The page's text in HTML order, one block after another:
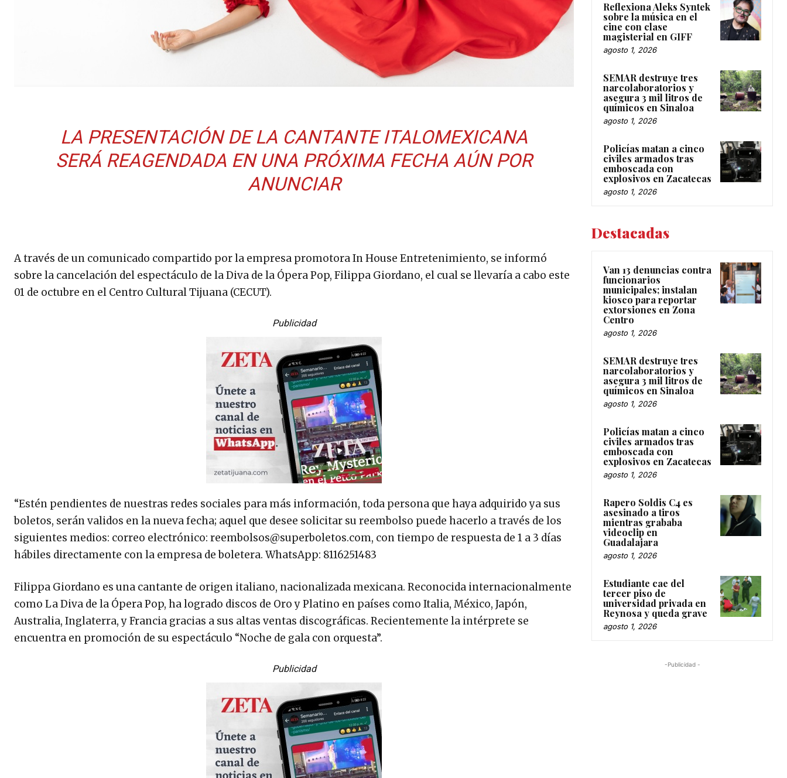
LA PRESENTACIÓN DE LA CANTANTE ITALOMEXICANA
SERÁ REAGENDADA EN UNA PRÓXIMA FECHA AÚN POR
ANUNCIAR
A través de un comunicado compartido por la empresa promotora In House Entretenimiento, se informó
sobre la cancelación del espectáculo de la Diva de la Ópera Pop, Filippa Giordano, el cual se llevaría a cabo este
01 de octubre en el Centro Cultural Tijuana (CECUT).
Publicidad
“Estén pendientes de nuestras redes sociales para más información, toda persona que haya adquirido ya sus
boletos, serán validos en la nueva fecha; aquel que desee solicitar su reembolso puede hacerlo a través de los
siguientes medios: correo electrónico: reembolsos@superboletos.com, con tiempo de respuesta de 1 a 3 días
hábiles directamente con la empresa de boletera. WhatsApp: 8116251483
Filippa Giordano es una cantante de origen italiano, nacionalizada mexicana. Reconocida internacionalmente
como La Diva de la Ópera Pop, ha logrado discos de Oro y Platino en países como Italia, México, Japón,
Australia, Inglaterra, y Francia gracias a sus altas ventas discográficas. Recientemente la intérprete se
encuentra en promoción de su espectáculo “Noche de gala con orquesta”.
Publicidad
Reflexiona Aleks Syntek
sobre la música en el
cine con clase
magisterial en GIFF
agosto 1, 2026
SEMAR destruye tres
narcolaboratorios y
asegura 3 mil litros de
químicos en Sinaloa
agosto 1, 2026
Policías matan a cinco
civiles armados tras
emboscada con
explosivos en Zacatecas
agosto 1, 2026
Destacadas
Van 13 denuncias contra
funcionarios
municipales; instalan
kiosco para reportar
extorsiones en Zona
Centro
agosto 1, 2026
SEMAR destruye tres
narcolaboratorios y
asegura 3 mil litros de
químicos en Sinaloa
agosto 1, 2026
Policías matan a cinco
civiles armados tras
emboscada con
explosivos en Zacatecas
agosto 1, 2026
Rapero Soldis C4 es
asesinado a tiros
mientras grababa
videoclip en
Guadalajara
agosto 1, 2026
Estudiante cae del
tercer piso de
universidad privada en
Reynosa y queda grave
agosto 1, 2026
-Publicidad -